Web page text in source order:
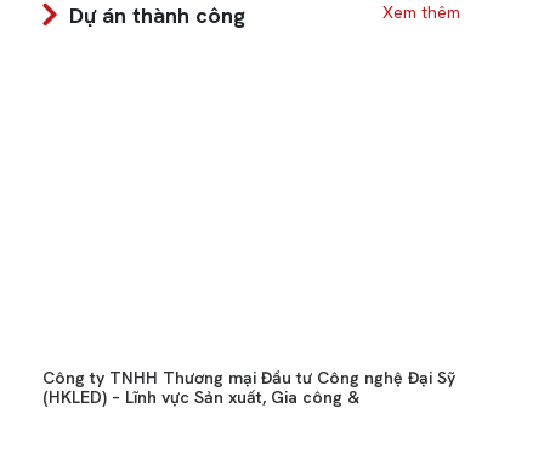
Dự án thành công Xem thêm
Công ty TNHH Thương mại Đầu tư Công nghệ Đại Sỹ
(HKLED) – Lĩnh vực Sản xuất, Gia công &